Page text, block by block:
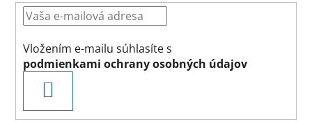
Vložením e-mailu súhlasíte s
podmienkami ochrany osobných údajov
SA